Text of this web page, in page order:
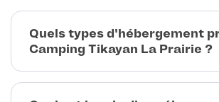
Quels types d'hébergement
Camping Tikayan La Prairie ?